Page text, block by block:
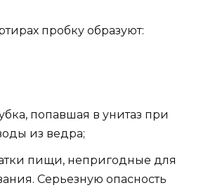
пробку образуют:
попавшая в унитаз при
из ведра;
пищи, непригодные для
Серьезную опасность